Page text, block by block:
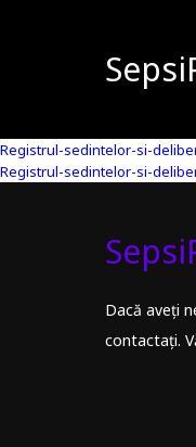
Registrul-sedintelor-si-
Registrul-sedintelor-si-
Dacă aveți
contactați.